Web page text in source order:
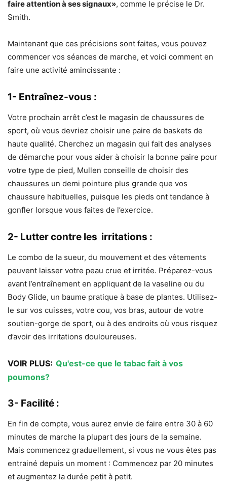
faire attention à ses signaux», comme le précise le Dr.
Smith.
Maintenant que ces précisions sont faites, vous pouvez
commencer vos séances de marche, et voici comment en
faire une activité amincissante :
1- Entraînez-vous :
Votre prochain arrêt c’est le magasin de chaussures de
sport, où vous devriez choisir une paire de baskets de
haute qualité. Cherchez un magasin qui fait des analyses
de démarche pour vous aider à choisir la bonne paire pour
votre type de pied, Mullen conseille de choisir des
chaussures un demi pointure plus grande que vos
chaussure habituelles, puisque les pieds ont tendance à
gonfler lorsque vous faites de l’exercice.
2- Lutter contre les irritations :
Le combo de la sueur, du mouvement et des vêtements
peuvent laisser votre peau crue et irritée. Préparez-vous
avant l’entraînement en appliquant de la vaseline ou du
Body Glide, un baume pratique à base de plantes. Utilisez-
le sur vos cuisses, votre cou, vos bras, autour de votre
soutien-gorge de sport, ou à des endroits où vous risquez
d’avoir des irritations douloureuses.
VOIR PLUS: Qu'est-ce que le tabac fait à vos
poumons?
3- Facilité :
En fin de compte, vous aurez envie de faire entre 30 à 60
minutes de marche la plupart des jours de la semaine.
Mais commencez graduellement, si vous ne vous êtes pas
entrainé depuis un moment : Commencez par 20 minutes
et augmentez la durée petit à petit.